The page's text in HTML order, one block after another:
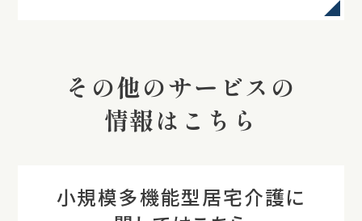
その他のサービスの
情報はこちら
小規模多機能型居宅介護に